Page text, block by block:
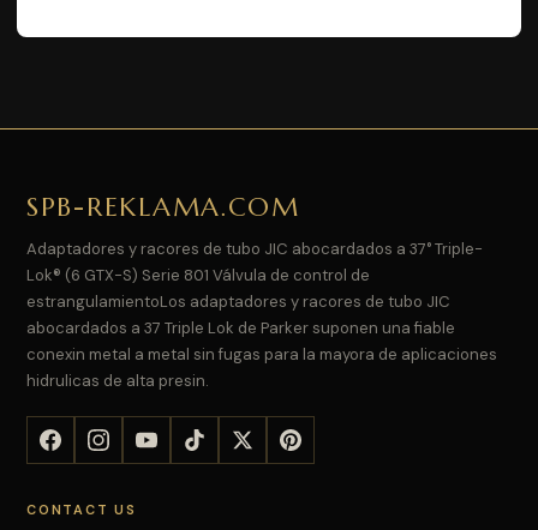
SPB-REKLAMA.COM
Adaptadores y racores de tubo JIC abocardados a 37° Triple-
Lok® (6 GTX-S) Serie 801 Válvula de control de
estrangulamientoLos adaptadores y racores de tubo JIC
abocardados a 37 Triple Lok de Parker suponen una fiable
conexin metal a metal sin fugas para la mayora de aplicaciones
hidrulicas de alta presin.
CONTACT US